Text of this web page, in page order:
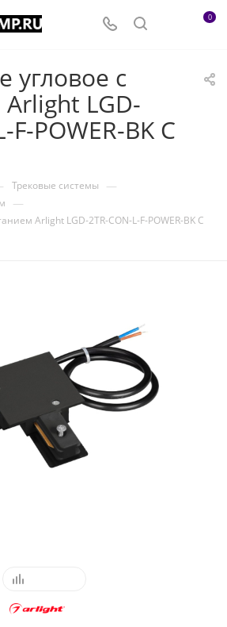
0
угловое с
LGD-
F-POWER-BK C
Трековые системы —
—
Arlight LGD-2TR-CON-L-F-POWER-BK C